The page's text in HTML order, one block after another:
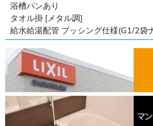
浴槽パンあり
タオル掛 [メタル調]
給水給湯配管 ブッシング仕様(G1/2袋